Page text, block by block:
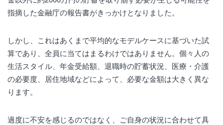
指摘した金融庁の報告書がきっかけとなりました。
しかし、これはあくまで平均的なモデルケースに基づいた試
算であり、全員に当てはまるわけではありません。個々人の
生活スタイル、年金受給額、退職時の貯蓄状況、医療・介護
の必要度、居住地域などによって、必要な金額は大きく異な
ります。
過度に不安を感じるのではなく、ご自身の状況に合わせて具